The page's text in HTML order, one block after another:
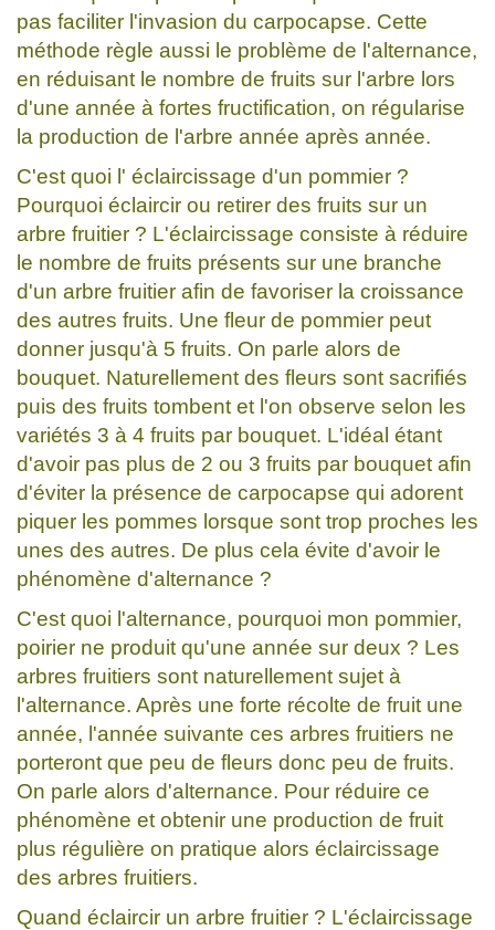
pas faciliter l'invasion du carpocapse. Cette
méthode règle aussi le problème de l'alternance,
en réduisant le nombre de fruits sur l'arbre lors
d'une année à fortes fructification, on régularise
la production de l'arbre année après année.
C'est quoi l' éclaircissage d'un pommier ?
Pourquoi éclaircir ou retirer des fruits sur un
arbre fruitier ? L'éclaircissage consiste à réduire
le nombre de fruits présents sur une branche
d'un arbre fruitier afin de favoriser la croissance
des autres fruits. Une fleur de pommier peut
donner jusqu'à 5 fruits. On parle alors de
bouquet. Naturellement des fleurs sont sacrifiés
puis des fruits tombent et l'on observe selon les
variétés 3 à 4 fruits par bouquet. L'idéal étant
d'avoir pas plus de 2 ou 3 fruits par bouquet afin
d'éviter la présence de carpocapse qui adorent
piquer les pommes lorsque sont trop proches les
unes des autres. De plus cela évite d'avoir le
phénomène d'alternance ?
C'est quoi l'alternance, pourquoi mon pommier,
poirier ne produit qu'une année sur deux ? Les
arbres fruitiers sont naturellement sujet à
l'alternance. Après une forte récolte de fruit une
année, l'année suivante ces arbres fruitiers ne
porteront que peu de fleurs donc peu de fruits.
On parle alors d'alternance. Pour réduire ce
phénomène et obtenir une production de fruit
plus régulière on pratique alors éclaircissage
des arbres fruitiers.
Quand éclaircir un arbre fruitier ? L'éclaircissage